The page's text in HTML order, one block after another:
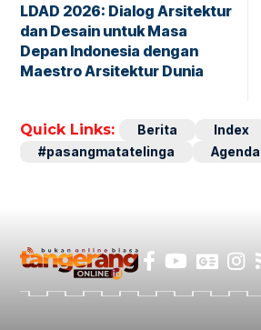
LDAD 2026: Dialog Arsitektur
dan Desain untuk Masa
Depan Indonesia dengan
Maestro Arsitektur Dunia
Quick Links: Berita Index
#pasangmatatelinga
Agenda